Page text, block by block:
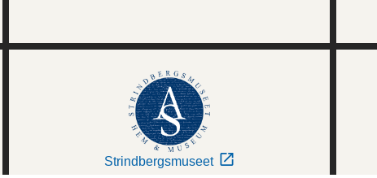
Strindbergsmuseet